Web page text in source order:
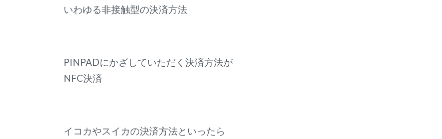
いわゆる非接触型の決済方法
PINPADにかざしていただく決済方法が
NFC決済
イコカやスイカの決済方法といったら